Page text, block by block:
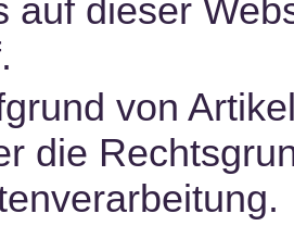
auf dieser
von
die